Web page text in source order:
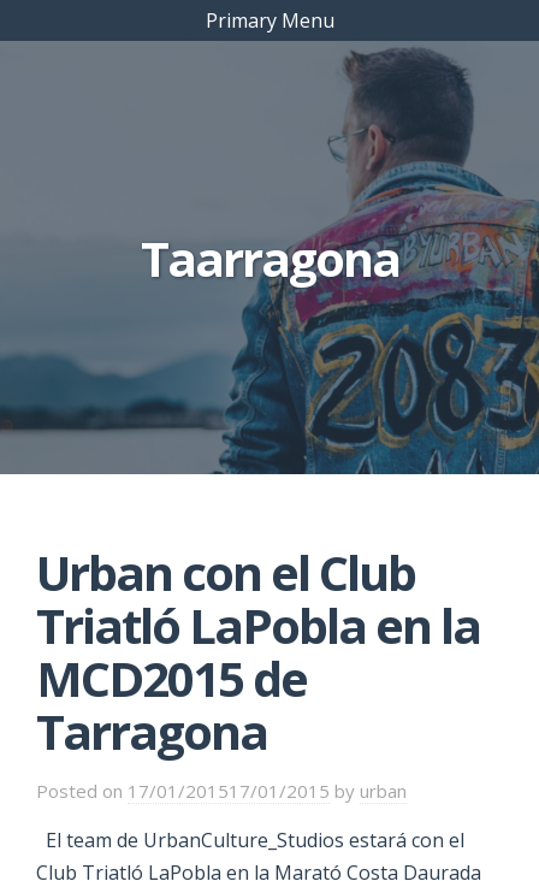
Primary Menu
Taarragona
Urban con el Club
Triatló LaPobla en la
MCD2015 de
Tarragona
Posted on 17/01/201517/01/2015 by urban
El team de UrbanCulture_Studios estará con el
Club Triatló LaPobla en la Marató Costa Daurada